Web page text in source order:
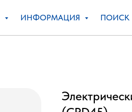
ИНФОРМАЦИЯ ПОИСК